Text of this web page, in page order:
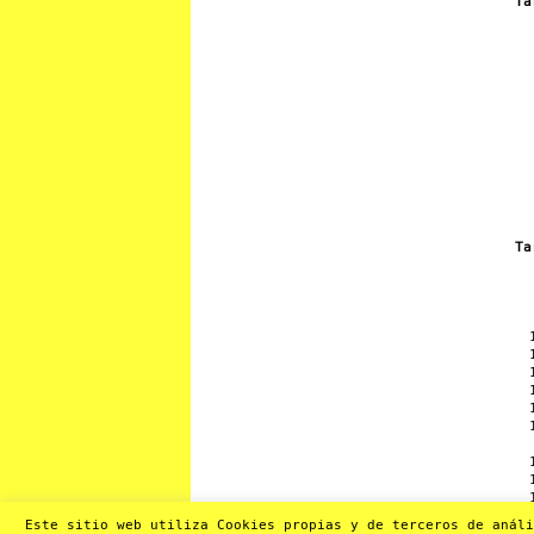
Este sitio web utiliza Cookies propias y de terceros de